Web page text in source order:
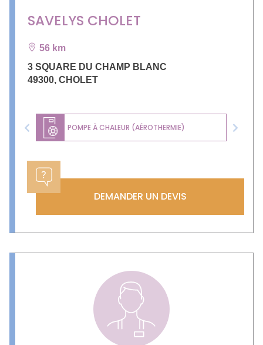
SAVELYS CHOLET
56 km
3 SQUARE DU CHAMP BLANC
49300, CHOLET
POMPE À CHALEUR (AÉROTHERMIE)
Previous Next
DEMANDER UN DEVIS